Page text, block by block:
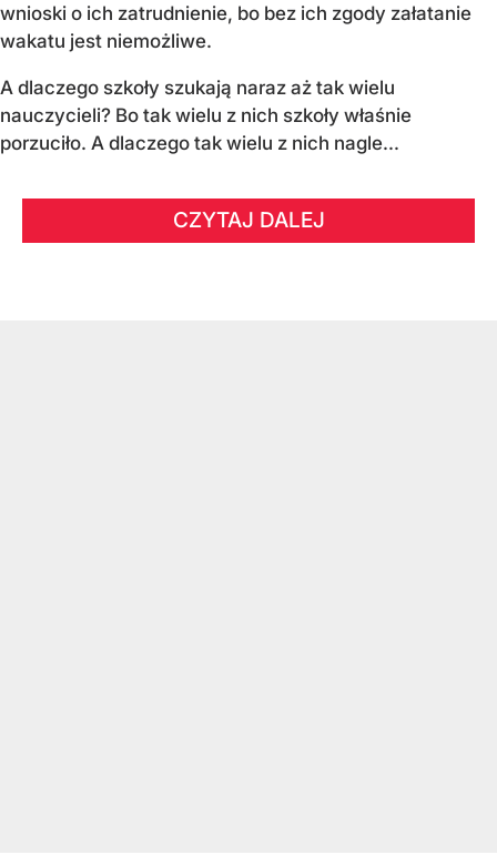
wnioski o ich zatrudnienie, bo bez ich zgody załatanie
wakatu jest niemożliwe.
A dlaczego szkoły szukają naraz aż tak wielu
nauczycieli? Bo tak wielu z nich szkoły właśnie
porzuciło. A dlaczego tak wielu z nich nagle...
CZYTAJ DALEJ